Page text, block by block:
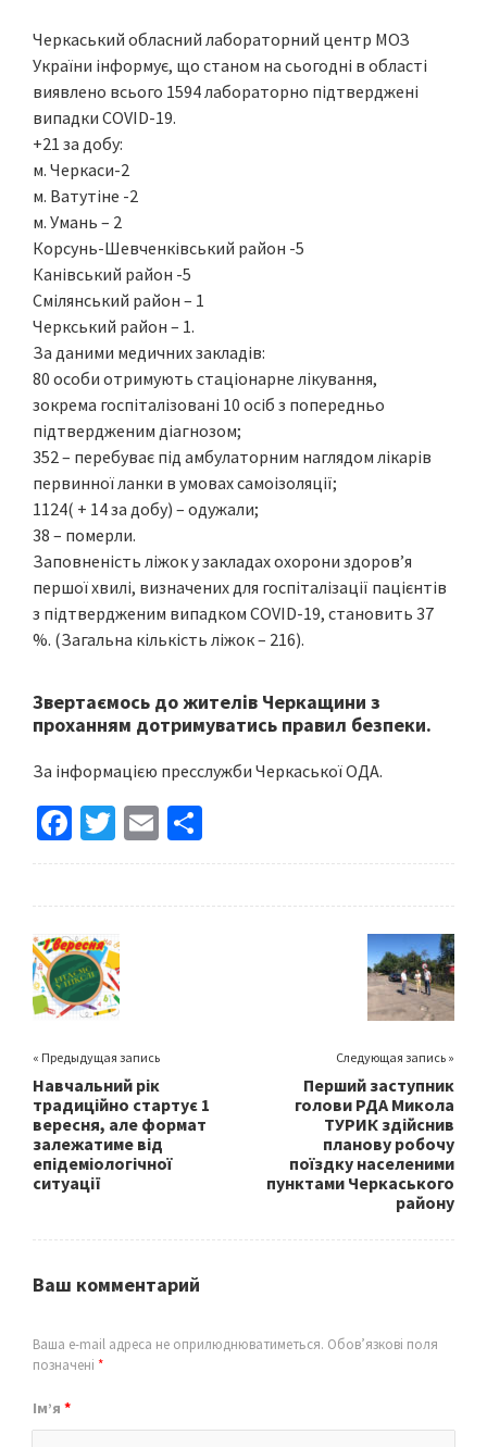
Черкаський обласний лабораторний центр МОЗ
України інформує, що станом на сьогодні в області
виявлено всього 1594 лабораторно підтверджені
випадки COVID-19.
+21 за добу:
м. Черкаси-2
м. Ватутіне -2
м. Умань – 2
Корсунь-Шевченківський район -5
Канівський район -5
Смілянський район – 1
Черкський район – 1.
За даними медичних закладів:
80 особи отримують стаціонарне лікування,
зокрема госпіталізовані 10 осіб з попередньо
підтвердженим діагнозом;
352 – перебуває під амбулаторним наглядом лікарів
первинної ланки в умовах самоізоляції;
1124( + 14 за добу) – одужали;
38 – померли.
Заповненість ліжок у закладах охорони здоров’я
першої хвилі, визначених для госпіталізації пацієнтів
з підтвердженим випадком COVID-19, становить 37
%. (Загальна кількість ліжок – 216).
Звертаємось до жителів Черкащини з
проханням дотримуватись правил безпеки.
За інформацією пресслужби Черкаської ОДА.
Fa
ce
o
o
k
T
wi
E
m h
« Предыдущая запись
Навчальний рік
традиційно стартує 1
вересня, але формат
залежатиме від
епідеміологічної
ситуації
Следующая запись »
Перший заступник
голови РДА Микола
ТУРИК здійснив
планову робочу
поїздку населеними
пунктами Черкаського
району
Ваш комментарий
Ваша e-mail адреса не оприлюднюватиметься. Обов’язкові поля
позначені *
Ім’я *